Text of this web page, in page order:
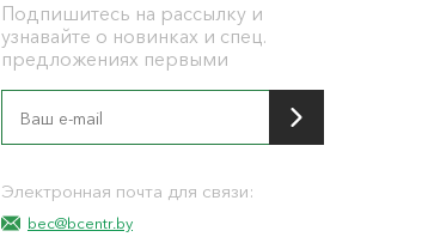
Подпишитесь на рассылку и
узнавайте о новинках и спец.
предложениях первыми
Электронная почта для связи:
bec@bcentr.by